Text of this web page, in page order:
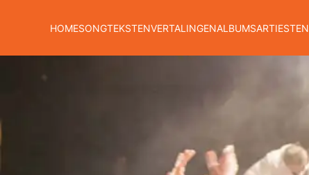
HOMESONGTEKSTENVERTALINGENALBUMSARTIESTEN